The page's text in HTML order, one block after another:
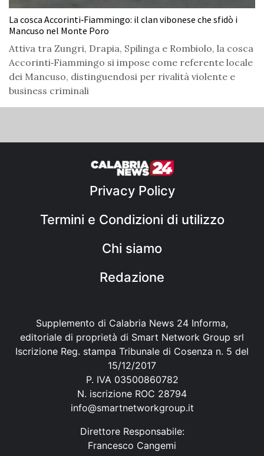
La cosca Accorinti‑Fiammingo: il clan vibonese che sfidò i
Mancuso nel Monte Poro
Attiva tra Zungri, Drapia, Spilinga e Rombiolo, la cosca
Accorinti‑Fiammingo si impose come referente locale
dei Mancuso, distinguendosi per rivalità violente e
business criminali
Privacy Policy
Termini e Condizioni di utilizzo
Chi siamo
Redazione
Supplemento di Calabria News 24 Informa,
editoriale di proprietà di Smart Network Group srl
Iscrizione Reg. stampa Tribunale di Cosenza n. 5 del
15/12/2017
P. IVA 03500860782
N. iscrizione ROC 28794
info@smartnetworkgroup.it
Direttore Responsabile:
Francesco Cangemi